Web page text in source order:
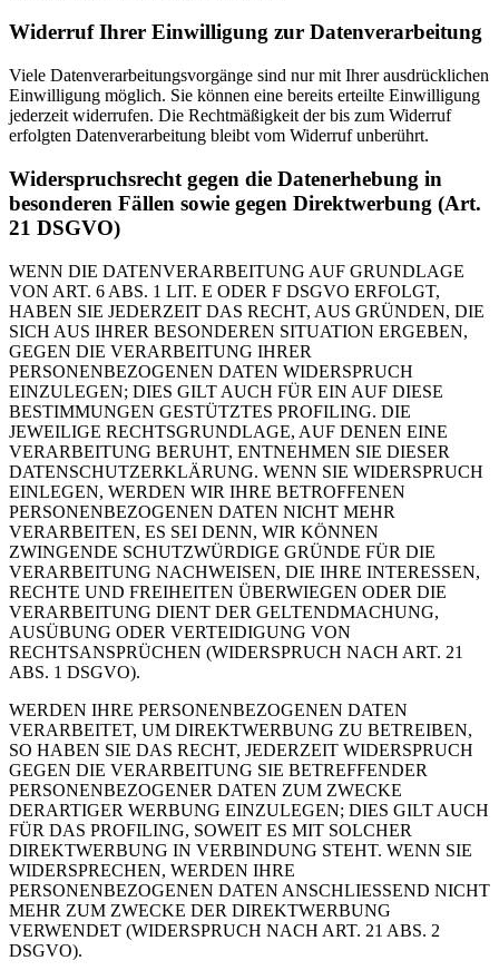
Widerruf Ihrer Einwilligung zur Datenverarbeitung
Viele Datenverarbeitungsvorgänge sind nur mit Ihrer ausdrücklichen
Einwilligung möglich. Sie können eine bereits erteilte Einwilligung
jederzeit widerrufen. Die Rechtmäßigkeit der bis zum Widerruf
erfolgten Datenverarbeitung bleibt vom Widerruf unberührt.
Widerspruchsrecht gegen die Datenerhebung in
besonderen Fällen sowie gegen Direktwerbung (Art.
21 DSGVO)
WENN DIE DATENVERARBEITUNG AUF GRUNDLAGE
VON ART. 6 ABS. 1 LIT. E ODER F DSGVO ERFOLGT,
HABEN SIE JEDERZEIT DAS RECHT, AUS GRÜNDEN, DIE
SICH AUS IHRER BESONDEREN SITUATION ERGEBEN,
GEGEN DIE VERARBEITUNG IHRER
PERSONENBEZOGENEN DATEN WIDERSPRUCH
EINZULEGEN; DIES GILT AUCH FÜR EIN AUF DIESE
BESTIMMUNGEN GESTÜTZTES PROFILING. DIE
JEWEILIGE RECHTSGRUNDLAGE, AUF DENEN EINE
VERARBEITUNG BERUHT, ENTNEHMEN SIE DIESER
DATENSCHUTZERKLÄRUNG. WENN SIE WIDERSPRUCH
EINLEGEN, WERDEN WIR IHRE BETROFFENEN
PERSONENBEZOGENEN DATEN NICHT MEHR
VERARBEITEN, ES SEI DENN, WIR KÖNNEN
ZWINGENDE SCHUTZWÜRDIGE GRÜNDE FÜR DIE
VERARBEITUNG NACHWEISEN, DIE IHRE INTERESSEN,
RECHTE UND FREIHEITEN ÜBERWIEGEN ODER DIE
VERARBEITUNG DIENT DER GELTENDMACHUNG,
AUSÜBUNG ODER VERTEIDIGUNG VON
RECHTSANSPRÜCHEN (WIDERSPRUCH NACH ART. 21
ABS. 1 DSGVO).
WERDEN IHRE PERSONENBEZOGENEN DATEN
VERARBEITET, UM DIREKTWERBUNG ZU BETREIBEN,
SO HABEN SIE DAS RECHT, JEDERZEIT WIDERSPRUCH
GEGEN DIE VERARBEITUNG SIE BETREFFENDER
PERSONENBEZOGENER DATEN ZUM ZWECKE
DERARTIGER WERBUNG EINZULEGEN; DIES GILT AUCH
FÜR DAS PROFILING, SOWEIT ES MIT SOLCHER
DIREKTWERBUNG IN VERBINDUNG STEHT. WENN SIE
WIDERSPRECHEN, WERDEN IHRE
PERSONENBEZOGENEN DATEN ANSCHLIESSEND NICHT
MEHR ZUM ZWECKE DER DIREKTWERBUNG
VERWENDET (WIDERSPRUCH NACH ART. 21 ABS. 2
DSGVO).